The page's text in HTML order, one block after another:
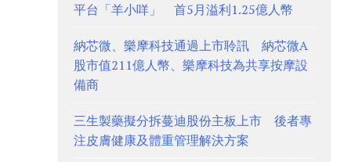
平台「羊小咩」 首5月溢利1.25億人幣
納芯微、樂摩科技通過上市聆訊 納芯微A
股市值211億人幣、樂摩科技為共享按摩設
備商
三生製藥擬分拆蔓迪股份主板上市 後者專
注皮膚健康及體重管理解決方案